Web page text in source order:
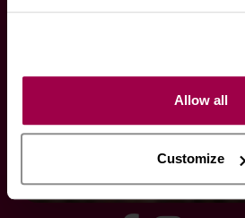
Allow all
Customize